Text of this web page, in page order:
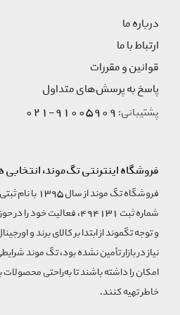
درباره ما
ارتباط با ما
قوانین و مقررات
پاسخ به پرسش‌های متداول
پشتیبانی: 91005909-021
فروشگاه اینترنتی تگ‌موند،
فروشگاه تگ موند
شماره ثبت 494131، فعالیت
و توجه تگموند از ابتدا بر کالای برند و
نیاز در بازار تأمین نشده بود، تگ موند
امکان را داشته باشند تا به‌راحتی محصولات
خاطر تهیه کنند.